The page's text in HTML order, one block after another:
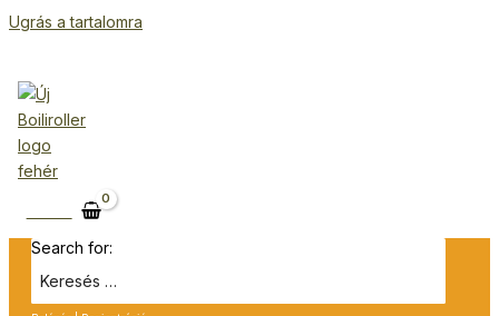
Ugrás a tartalomra
Search for: